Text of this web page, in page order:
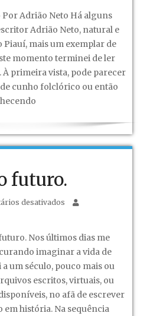
Por Adrião Neto Há alguns
Adrião Neto, natural e
Piauí, mais um exemplar de
momento terminei de ler
À primeira vista, pode parecer
cunho folclórico ou então
futuro.
desativados em
Nos últimos dias me
imaginar a vida de
um século, pouco mais ou
escritos, virtuais, ou
no afã de escrever
em história. Na sequência